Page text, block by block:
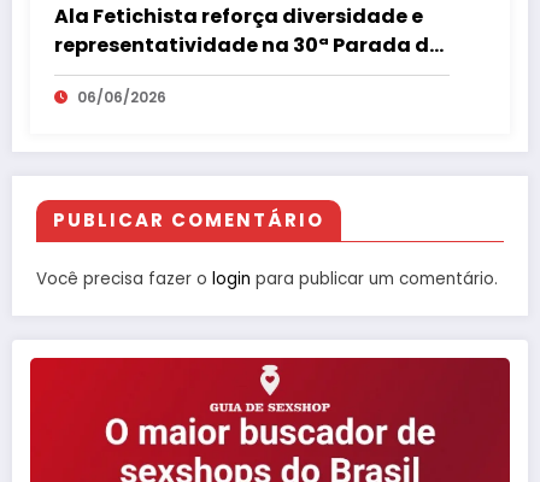
Ala Fetichista reforça diversidade e
representatividade na 30ª Parada do
Orgulho LGBT+ de São Paulo
06/06/2026
PUBLICAR COMENTÁRIO
Você precisa fazer o login para publicar um comentário.